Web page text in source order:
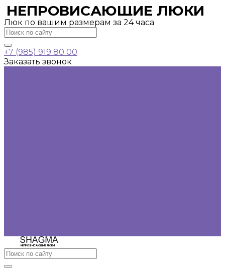
НЕПРОВИСАЮЩИЕ ЛЮКИ
Люк по вашим размерам за 24 часа
+7 (985) 919 80 00
Заказать звонок
НЕПРОВИСАЮЩИЕ ЛЮКИ